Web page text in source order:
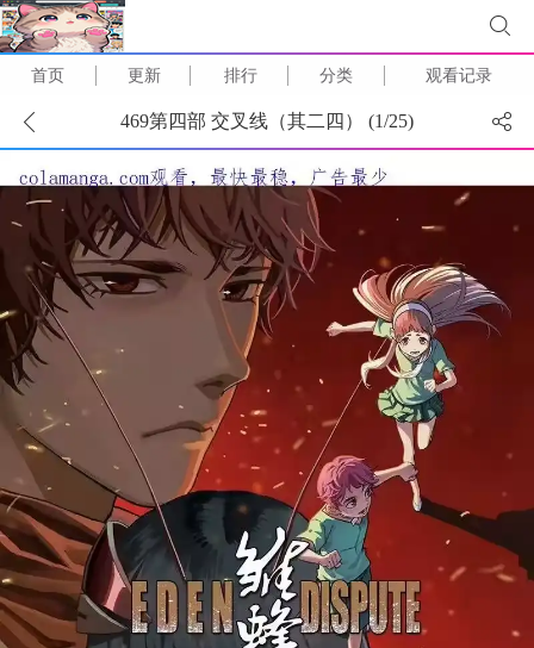
首页 更新 排行 分类 观看记录
469第四部 交叉线（其二四） (1/25)